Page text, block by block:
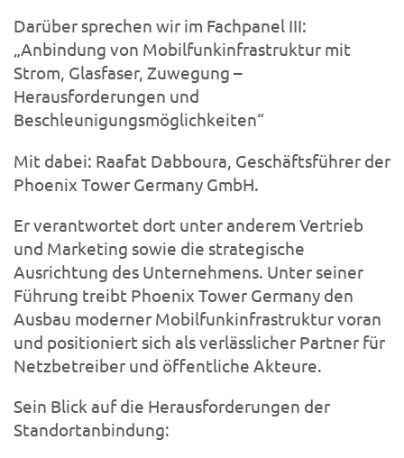
Darüber sprechen wir im Fachpanel III:
„Anbindung von Mobilfunkinfrastruktur mit
Strom, Glasfaser, Zuwegung –
Herausforderungen und
Beschleunigungsmöglichkeiten“
Mit dabei: Raafat Dabboura, Geschäftsführer der
Phoenix Tower Germany GmbH.
Er verantwortet dort unter anderem Vertrieb
und Marketing sowie die strategische
Ausrichtung des Unternehmens. Unter seiner
Führung treibt Phoenix Tower Germany den
Ausbau moderner Mobilfunkinfrastruktur voran
und positioniert sich als verlässlicher Partner für
Netzbetreiber und öffentliche Akteure.
Sein Blick auf die Herausforderungen der
Standortanbindung: